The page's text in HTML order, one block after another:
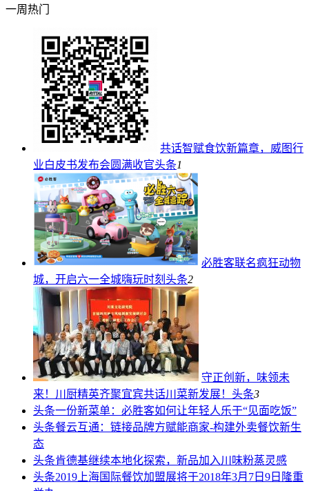
一周热门
共话智赋食饮新篇章，威图行
业白皮书发布会圆满收官头条1
必胜客联名疯狂动物
城，开启六一全城嗨玩时刻 头条2
守正创新，味领未
来！川厨精英齐聚宜宾共话川菜新发展！ 头条3
头条一份新菜单：必胜客如何让年轻人乐于“见面吃饭”
头条餐云互通：链接品牌方赋能商家-构建外卖餐饮新生
态
头条肯德基继续本地化探索，新品加入川味粉蒸灵感
头条2019上海国际餐饮加盟展将于2018年3月7日9日隆重